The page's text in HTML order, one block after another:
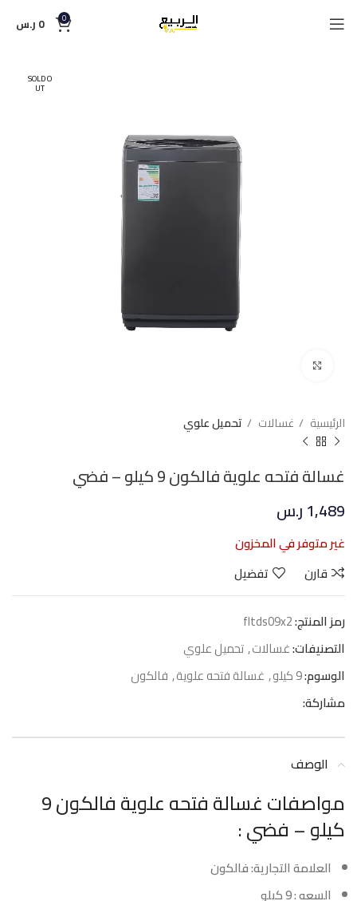
0
0 ر.س
SOLD O
UT
الرئيسية غسالات تحميل علوي
غسالة فتحه علوية فالكون 9 كيلو – فضي
1,489ر.س
غير متوفر في المخزون
قارن
تفضيل
رمز المنتج:fltds09x2
التصنيفات:غسالات,تحميل علوي
الوسوم:9 كيلو , غسالة فتحه علوية, فالكون
مشاركة:
الوصف
مواصفات غسالة فتحه علوية فالكون 9
كيلو – فضي :
العلامة التجارية: فالكون
السعه : 9 كيلو